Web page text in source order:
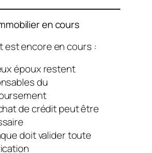
en cours
est encore en cours :
époux restent
du
de crédit peut être
doit valider toute